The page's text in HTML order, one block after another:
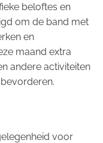
beloftes en
om de band met
en
maand extra
andere activiteiten
voor